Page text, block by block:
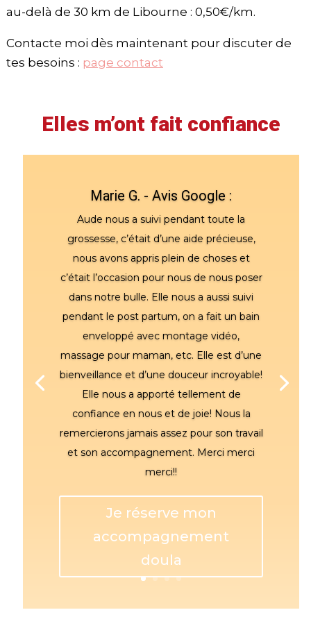
au-delà de 30 km de Libourne : 0,50€/km.
Contacte moi dès maintenant pour discuter de
tes besoins : page contact
Elles m’ont fait confiance
Marie G. - Avis Google :
Aude nous a suivi pendant toute la
grossesse, c’était d’une aide précieuse,
nous avons appris plein de choses et
c’était l’occasion pour nous de nous poser
dans notre bulle. Elle nous a aussi suivi
pendant le post partum, on a fait un bain
enveloppé avec montage vidéo,
massage pour maman, etc. Elle est d’une
bienveillance et d’une douceur incroyable!
Elle nous a apporté tellement de
confiance en nous et de joie! Nous la
remercierons jamais assez pour son travail
et son accompagnement. Merci merci
merci!!
Je réserve mon
accompagnement
doula